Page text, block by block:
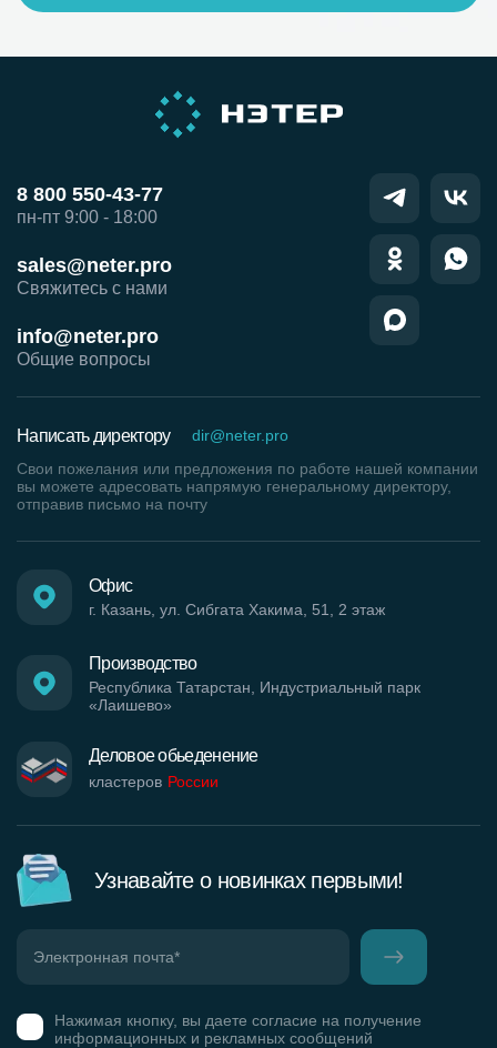
8 800 550-43-77
пн-пт 9:00 - 18:00
sales@neter.pro
Свяжитесь с нами
info@neter.pro
Общие вопросы
Деловое обьеденение
кластеров России
Производство
Республика Татарстан, Индустриальный парк
«Лаишево»
Офис
г. Казань, ул. Сибгата Хакима, 51, 2 этаж
Написать директору
dir@neter.pro
Свои пожелания или предложения по работе нашей компании
вы можете адресовать напрямую генеральному директору,
отправив письмо на почту
Узнавайте о новинках первыми!
Нажимая кнопку, вы даете согласие на получение
информационных и рекламных сообщений